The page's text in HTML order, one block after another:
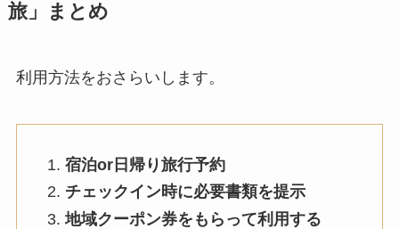
旅」まとめ
利用方法をおさらいします。
宿泊or日帰り旅行予約
チェックイン時に必要書類を提示
地域クーポン券をもらって利用する